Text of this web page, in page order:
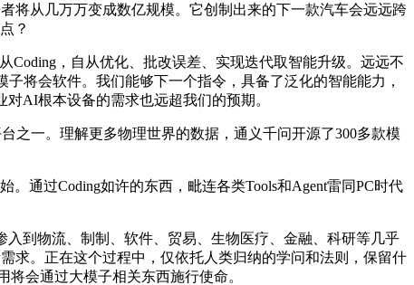
从几万万变成数亿规模。它创制出来的下一款汽车会远远跨
？
，自从优化、批改误差、实现迭代取智能升级。远远不
将会软件。我们能够下一个指令，具备了泛化的智能能力，
AI根本设备的需求也远超我们的预期。
一。理解更多物理世界的数据，通义千问开源了300多款模
通过Coding如许的东西，毗连各类Tools和Agent雷同PC时代
到物流、制制、软件、贸易、生物医疗、金融、科研等几乎
求。正在这个过程中，仅依托人类归纳的学问和法则，保留什
会通过大模子相关东西施行使命。